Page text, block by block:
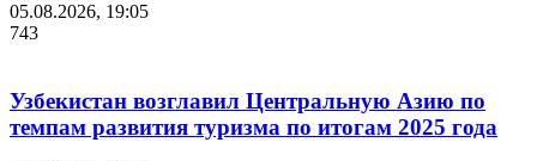
05.08.2026, 19:05
743
Узбекистан возглавил Центральную Азию по
темпам развития туризма по итогам 2025 года